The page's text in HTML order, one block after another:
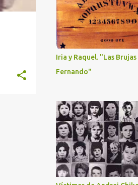
diciembre 2021
noviembre 2021
octubre 2021
febrero 2021
2020
octubre 2020
mayo 2020
abril 2020
Iria y Raquel. "Las Brujas
Fernando"